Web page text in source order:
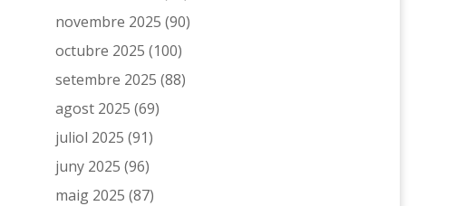
novembre 2025 (90)
octubre 2025 (100)
setembre 2025 (88)
agost 2025 (69)
juliol 2025 (91)
juny 2025 (96)
maig 2025 (87)